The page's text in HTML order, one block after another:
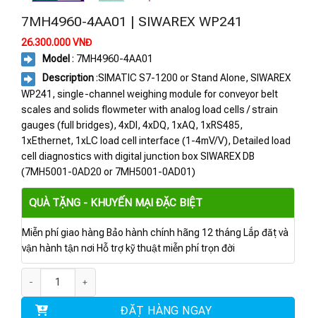
7MH4960-4AA01 | SIWAREX WP241
26.300.000VNĐ
Model : 7MH4960-4AA01
Description:SIMATIC S7-1200 or Stand Alone, SIWAREX
WP241, single-channel weighing module for conveyor belt
scales and solids flowmeter with analog load cells / strain
gauges (full bridges), 4xDI, 4xDQ, 1xAQ, 1xRS485,
1xEthernet, 1xLC load cell interface (1-4mV/V), Detailed load
cell diagnostics with digital junction box SIWAREX DB
(7MH5001-0AD20 or 7MH5001-0AD01)
QUÀ TẶNG - KHUYẾN MẠI ĐẶC BIỆT
Miễn phí giao hàng Bảo hành chính hãng 12 tháng Lắp đặt và
vận hành tận nơi Hỗ trợ kỹ thuật miễn phí trọn đời
ĐẶT HÀNG NGAY